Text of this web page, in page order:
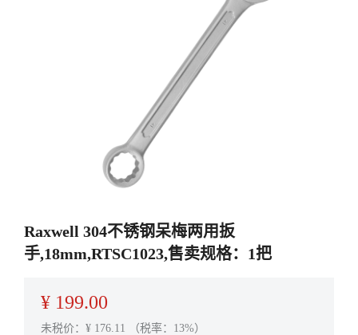
Raxwell 304不锈钢呆梅两用扳
手,18mm,RTSC1023,售卖规格：1把
¥ 199.00
未税价：¥ 176.11 （税率：13%）